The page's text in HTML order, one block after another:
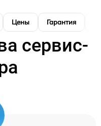
Цены Гарантия
сервис-